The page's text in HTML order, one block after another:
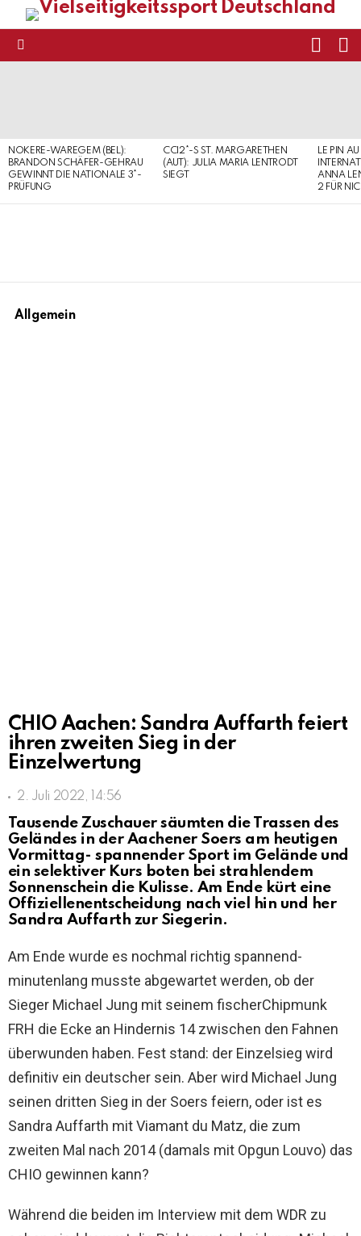
NOKERE-WAREGEM (BEL):
BRANDON SCHÄFER-GEHRAU
GEWINNT DIE NATIONALE 3*-
PRÜFUNG
CCI2*-S ST. MARGARETHEN
(AUT): JULIA MARIA LENTRODT
SIEGT
LE PIN
ANNA
2 FÜR
Allgemein
CHIO Aachen: Sandra Auffarth feiert
ihren zweiten Sieg in der
Einzelwertung
2. Juli 2022, 14:56
Tausende Zuschauer säumten die Trassen des
Geländes in der Aachener Soers am heutigen
Vormittag- spannender Sport im Gelände und
ein selektiver Kurs boten bei strahlendem
Sonnenschein die Kulisse. Am Ende kürt eine
Offiziellenentscheidung nach viel hin und her
Sandra Auffarth zur Siegerin.
Am Ende wurde es nochmal richtig spannend-
minutenlang musste abgewartet werden, ob der
Sieger Michael Jung mit seinem fischerChipmunk
FRH die Ecke an Hindernis 14 zwischen den Fahnen
überwunden haben. Fest stand: der Einzelsieg wird
definitiv ein deutscher sein. Aber wird Michael Jung
seinen dritten Sieg in der Soers feiern, oder ist es
Sandra Auffarth mit Viamant du Matz, die zum
zweiten Mal nach 2014 (damals mit Opgun Louvo) das
CHIO gewinnen kann?
Während die beiden im Interview mit dem WDR zu